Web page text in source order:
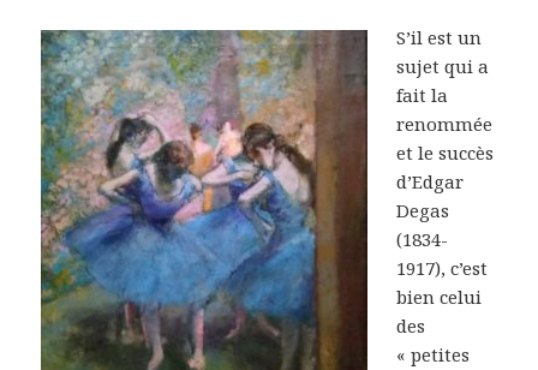
S’il est un
sujet qui a
fait la
renommée
et le succès
d’Edgar
Degas
(1834-
1917), c’est
bien celui
des
« petites